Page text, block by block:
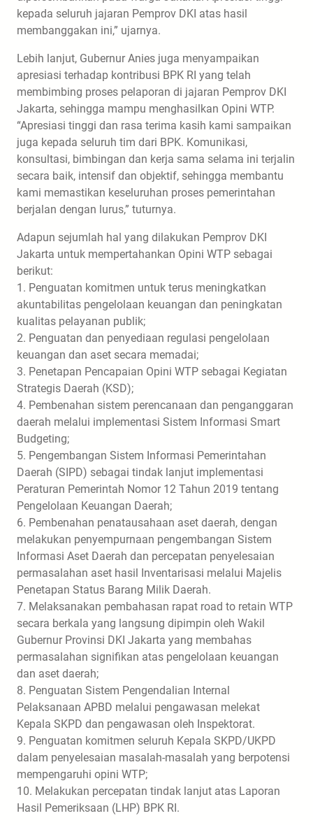
kepada seluruh jajaran Pemprov DKI atas hasil
membanggakan ini,” ujarnya.
Lebih lanjut, Gubernur Anies juga menyampaikan
apresiasi terhadap kontribusi BPK RI yang telah
membimbing proses pelaporan di jajaran Pemprov DKI
Jakarta, sehingga mampu menghasilkan Opini WTP.
“Apresiasi tinggi dan rasa terima kasih kami sampaikan
juga kepada seluruh tim dari BPK. Komunikasi,
konsultasi, bimbingan dan kerja sama selama ini terjalin
secara baik, intensif dan objektif, sehingga membantu
kami memastikan keseluruhan proses pemerintahan
berjalan dengan lurus,” tuturnya.
Adapun sejumlah hal yang dilakukan Pemprov DKI
Jakarta untuk mempertahankan Opini WTP sebagai
berikut:
1. Penguatan komitmen untuk terus meningkatkan
akuntabilitas pengelolaan keuangan dan peningkatan
kualitas pelayanan publik;
2. Penguatan dan penyediaan regulasi pengelolaan
keuangan dan aset secara memadai;
3. Penetapan Pencapaian Opini WTP sebagai Kegiatan
Strategis Daerah (KSD);
4. Pembenahan sistem perencanaan dan penganggaran
daerah melalui implementasi Sistem Informasi Smart
Budgeting;
5. Pengembangan Sistem Informasi Pemerintahan
Daerah (SIPD) sebagai tindak lanjut implementasi
Peraturan Pemerintah Nomor 12 Tahun 2019 tentang
Pengelolaan Keuangan Daerah;
6. Pembenahan penatausahaan aset daerah, dengan
melakukan penyempurnaan pengembangan Sistem
Informasi Aset Daerah dan percepatan penyelesaian
permasalahan aset hasil Inventarisasi melalui Majelis
Penetapan Status Barang Milik Daerah.
7. Melaksanakan pembahasan rapat road to retain WTP
secara berkala yang langsung dipimpin oleh Wakil
Gubernur Provinsi DKI Jakarta yang membahas
permasalahan signifikan atas pengelolaan keuangan
dan aset daerah;
8. Penguatan Sistem Pengendalian Internal
Pelaksanaan APBD melalui pengawasan melekat
Kepala SKPD dan pengawasan oleh Inspektorat.
9. Penguatan komitmen seluruh Kepala SKPD/UKPD
dalam penyelesaian masalah-masalah yang berpotensi
mempengaruhi opini WTP;
10. Melakukan percepatan tindak lanjut atas Laporan
Hasil Pemeriksaan (LHP) BPK RI.